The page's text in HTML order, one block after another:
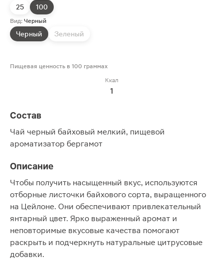
25 100
Вид: Черный
Черный Зеленый
Пищевая ценность в 100 граммах
Ккал
1
Состав
Чай черный байховый мелкий, пищевой
ароматизатор бергамот
Описание
Чтобы получить насыщенный вкус, используются
отборные листочки байхового сорта, выращенного
на Цейлоне. Они обеспечивают привлекательный
янтарный цвет. Ярко выраженный аромат и
неповторимые вкусовые качества помогают
раскрыть и подчеркнуть натуральные цитрусовые
добавки.